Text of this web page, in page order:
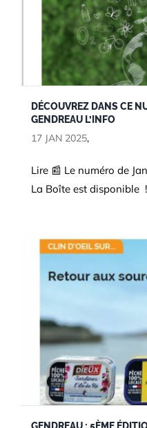
DÉCOUVREZ DANS CE
GENDREAU L’INFO
17 JAN 2025,
Lire 📰 Le numéro de
La Boîte est disponible